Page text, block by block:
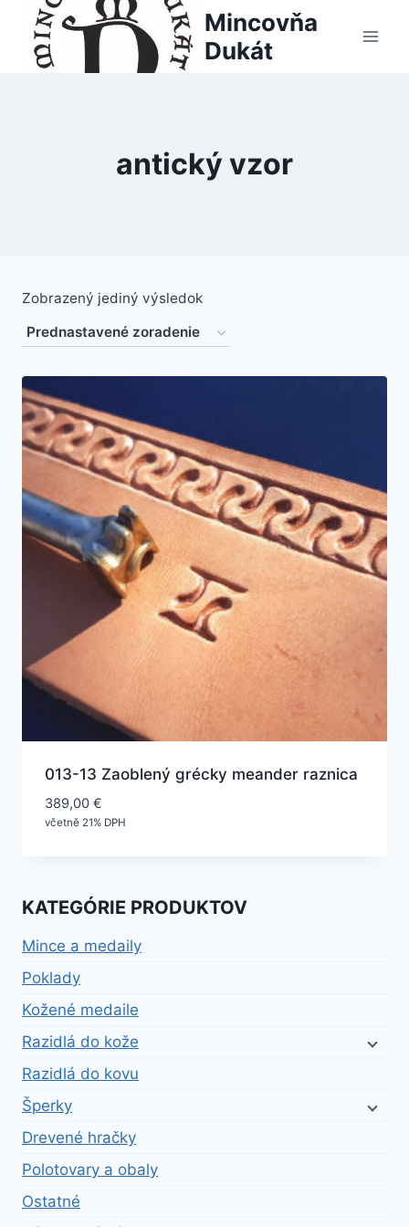
content
Mincovňa
Dukát
antický vzor
Zobrazený jediný výsledok
013-13 Zaoblený grécky meander raznica
389,00 €
včetně 21% DPH
KATEGÓRIE PRODUKTOV
Mince a medaily
Poklady
Kožené medaile
Razidlá do kože
Razidlá do kovu
Šperky
Drevené hračky
Polotovary a obaly
Ostatné